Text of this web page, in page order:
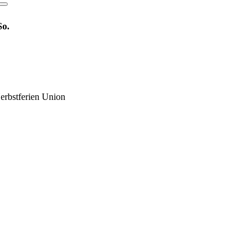
Union